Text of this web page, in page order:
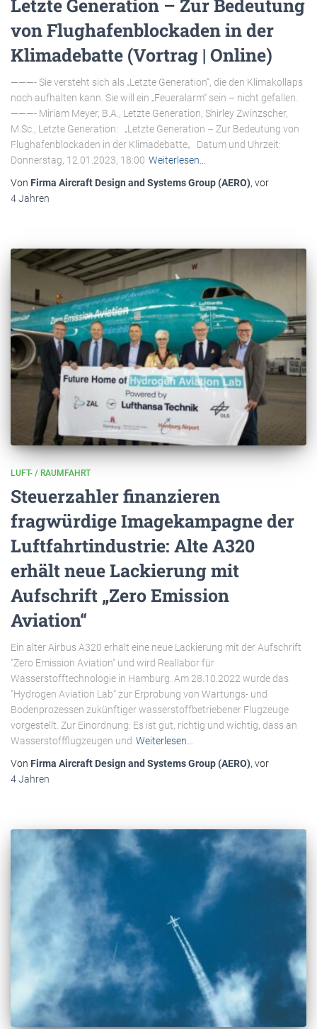
Letzte Generation – Zur Bedeutung
von Flughafenblockaden in der
Klimadebatte (Vortrag | Online)
———- Sie versteht sich als „Letzte Generation“, die den Klimakollaps
noch aufhalten kann. Sie will ein „Feueralarm“ sein – nicht gefallen.
———- Miriam Meyer, B.A., Letzte Generation, Shirley Zwinzscher,
M.Sc., Letzte Generation: „Letzte Generation – Zur Bedeutung von
Flughafenblockaden in der Klimadebatte„ Datum und Uhrzeit:
Donnerstag, 12.01.2023, 18:00 Weiterlesen…
Von Firma Aircraft Design and Systems Group (AERO), vor
4 Jahren
LUFT- / RAUMFAHRT
Steuerzahler finanzieren
fragwürdige Imagekampagne der
Luftfahrtindustrie: Alte A320
erhält neue Lackierung mit
Aufschrift „Zero Emission
Aviation“
Ein alter Airbus A320 erhält eine neue Lackierung mit der Aufschrift
"Zero Emission Aviation" und wird Reallabor für
Wasserstofftechnologie in Hamburg. Am 28.10.2022 wurde das
"Hydrogen Aviation Lab" zur Erprobung von Wartungs- und
Bodenprozessen zukünftiger wasserstoffbetriebener Flugzeuge
vorgestellt. Zur Einordnung: Es ist gut, richtig und wichtig, dass an
Wasserstoffflugzeugen und Weiterlesen…
Von Firma Aircraft Design and Systems Group (AERO), vor
4 Jahren